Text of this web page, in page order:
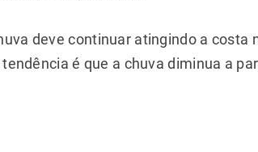
deve continuar atingindo a costa
é que a chuva diminua a